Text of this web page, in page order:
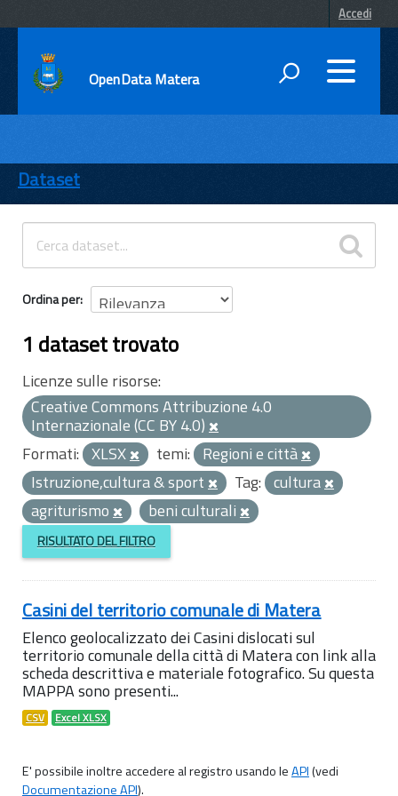
Accedi
OpenData Matera
ENTI
TEMI
INFORMAZIONI
Dataset
Ordina per
1 dataset trovato
Licenze sulle risorse:
Creative Commons Attribuzione 4.0
Internazionale (CC BY 4.0)
Formati: XLSX temi: Regioni e città
Istruzione,cultura & sport
Tag: cultura
agriturismo
beni culturali
RISULTATO DEL FILTRO
Casini del territorio comunale di Matera
Elenco geolocalizzato dei Casini dislocati sul
territorio comunale della città di Matera con link alla
scheda descrittiva e materiale fotografico. Su questa
MAPPA sono presenti...
CSV Excel XLSX
E' possibile inoltre accedere al registro usando leAPI(vedi
Documentazione API).